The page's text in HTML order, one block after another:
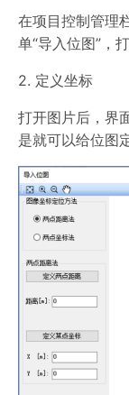
在项目控制管理
单“导入位图”，
2. 定义坐标
打开图片后，界
是就可以给位图